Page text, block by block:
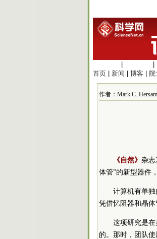
首页
新闻 博客 院
作者：Mark C.
《自然》 杂志
体管”的新型器件
计算机有单
凭借忆阻器和晶
这项研究是
的。那时，团队